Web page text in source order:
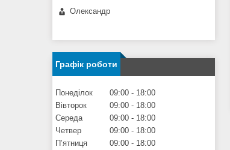
Олександр
Графік роботи
Понеділок 09:00
18:00
Вівторок
09:00
18:00
Середа
09:00
18:00
Четвер
09:00
18:00
Пʼятниця
09:00
18:00